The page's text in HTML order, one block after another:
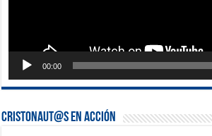
00:00
Cristonaut@s en Acción